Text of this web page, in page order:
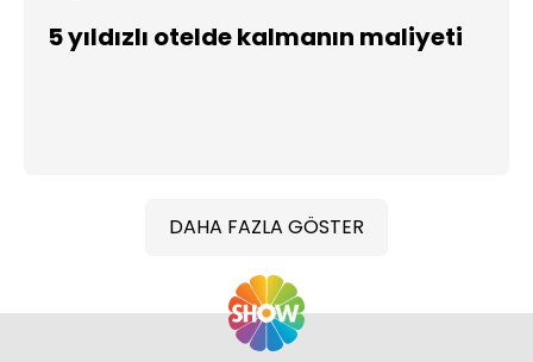
5 yıldızlı otelde kalmanın maliyeti
DAHA FAZLA GÖSTER